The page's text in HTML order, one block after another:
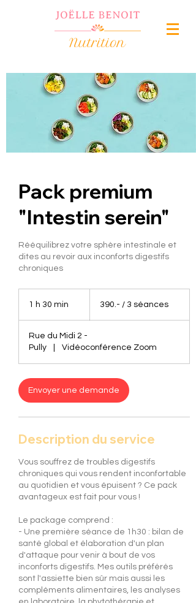
Pack premium
"Intestin serein"
Rééquilibrez votre sphère intestinale et
dites au revoir aux inconforts digestifs
chroniques
1 h 30 min
m
i
n
390.- / 3 séances
Rue du Midi 2 -
Pully
Vidéoconférence Zoom
Envoyer une demande
Description du service
Vous souffrez de troubles digestifs
chroniques qui vous rendent inconfortable
au quotidien et vous épuisent ? Ce pack
avantageux est fait pour vous !
Le package comprend :
- Une première séance de 1h30 : bilan de
santé global et élaboration d'un plan
d'attaque pour venir à bout de vos
inconforts digestifs. Mes outils préférés
sont l'assiette bien sûr mais aussi les
compléments alimentaires, les analyses